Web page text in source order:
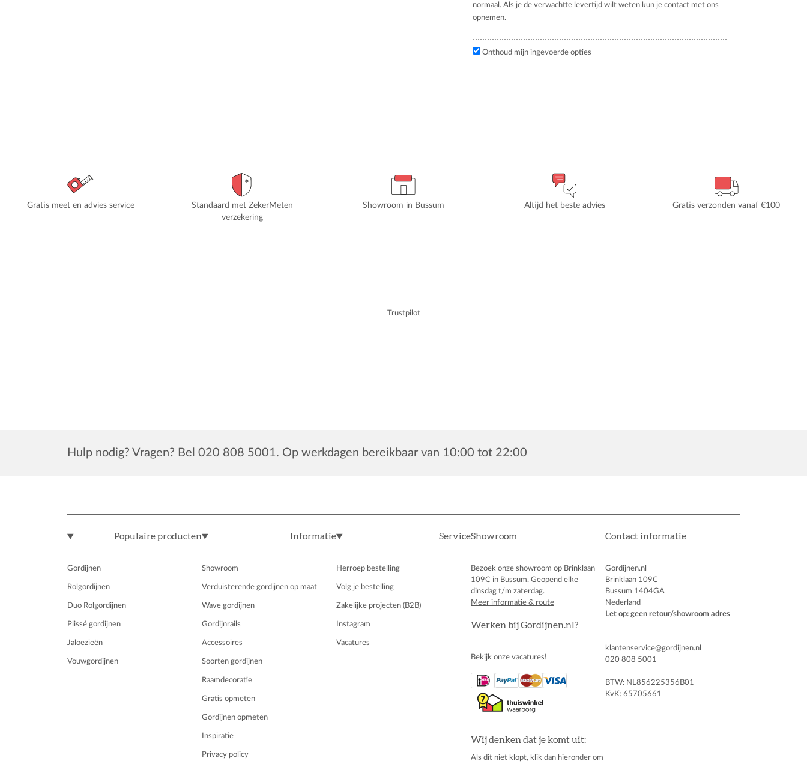
normaal. Als je de verwachtte levertijd wilt weten kun je contact met ons
opnemen.
Onthoud mijn ingevoerde opties
Gratis meet en advies service
Standaard met ZekerMeten
verzekering
Showroom in Bussum Altijd het beste advies Gratis verzonden vanaf €100
Trustpilot
Hulp nodig? Vragen? Bel 020 808 5001. Op werkdagen bereikbaar van 10:00 tot 22:00
Showroom
Bezoek onze showroom op Brinklaan
109C in Bussum. Geopend elke
dinsdag t/m zaterdag.
Meer informatie & route
Werken bij Gordijnen.nl?
Bekijk onze vacatures!
Wij denken dat je komt uit:
Als dit niet klopt, klik dan hieronder om
Contact informatie
Gordijnen.nl
Brinklaan 109C
Bussum 1404GA
Nederland
Let op: geen retour/showroom adres
klantenservice@gordijnen.nl
020 808 5001
BTW: NL856225356B01
KvK: 65705661
Populaire producten
Gordijnen
Rolgordijnen
Duo Rolgordijnen
Plissé gordijnen
Jaloezieën
Vouwgordijnen
Informatie
Showroom
Verduisterende gordijnen op maat
Wave gordijnen
Gordijnrails
Accessoires
Soorten gordijnen
Raamdecoratie
Gratis opmeten
Gordijnen opmeten
Inspiratie
Privacy policy
Service
Herroep bestelling
Volg je bestelling
Zakelijke projecten (B2B)
Instagram
Vacatures